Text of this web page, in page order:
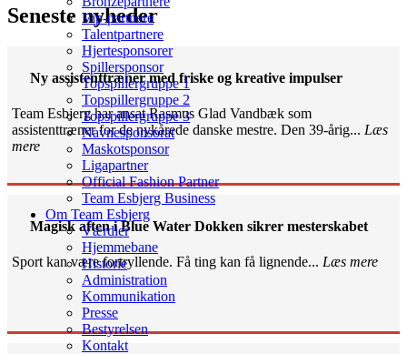
Vip-partnere
Talentpartnere
Hjertesponsorer
Spillersponsor
Topspillergruppe 1
Topspillergruppe 2
Topspillergruppe 3
Navnesponsorat
Maskotsponsor
Ligapartner
Official Fashion Partner
Team Esbjerg Business
Om Team Esbjerg
Værdier
Hjemmebane
Historie
Administration
Kommunikation
Presse
Bestyrelsen
Kontakt
Seneste nyheder
Ny assistenttræner med friske og kreative impulser
Team Esbjerg har ansat Rasmus Glad Vandbæk som
assistenttræner for de nykårede danske mestre. Den 39-årig... Læs
mere
Magisk aften i Blue Water Dokken sikrer mesterskabet
Sport kan være fortryllende. Få ting kan få lignende... Læs mere